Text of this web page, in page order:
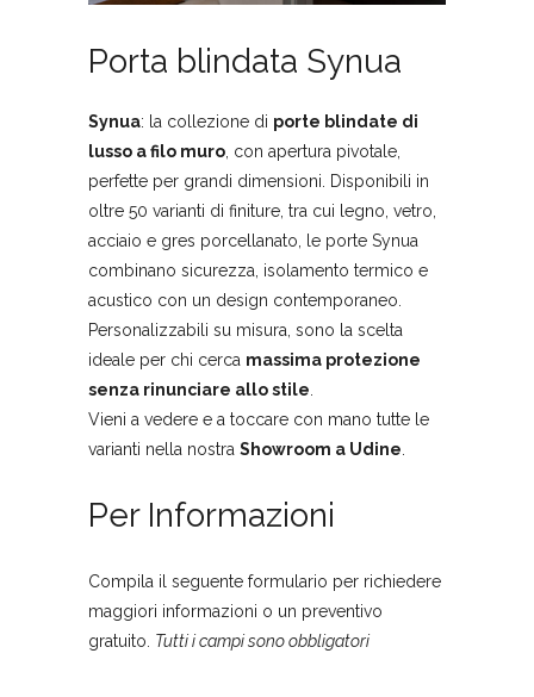
Porta blindata Synua
Synua: la collezione di porte blindate di
lusso a filo muro, con apertura pivotale,
perfette per grandi dimensioni. Disponibili in
oltre 50 varianti di finiture, tra cui legno, vetro,
acciaio e gres porcellanato, le porte Synua
combinano sicurezza, isolamento termico e
acustico con un design contemporaneo.
Personalizzabili su misura, sono la scelta
ideale per chi cerca massima protezione
senza rinunciare allo stile.
Vieni a vedere e a toccare con mano tutte le
varianti nella nostra Showroom a Udine.
Per Informazioni
Compila il seguente formulario per richiedere
maggiori informazioni o un preventivo
gratuito. Tutti i campi sono obbligatori